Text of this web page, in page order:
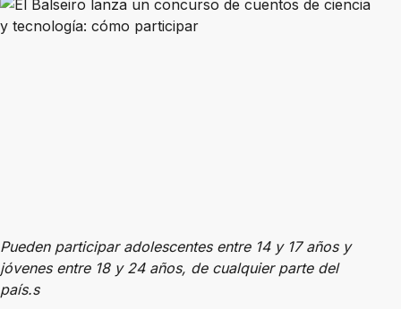
Pueden participar adolescentes entre 14 y 17 años y
jóvenes entre 18 y 24 años, de cualquier parte del
país.s